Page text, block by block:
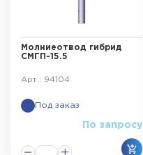
Молниеотвод гибрид
СМГП-15.5
Арт.: 94104
Под заказ
По запросу